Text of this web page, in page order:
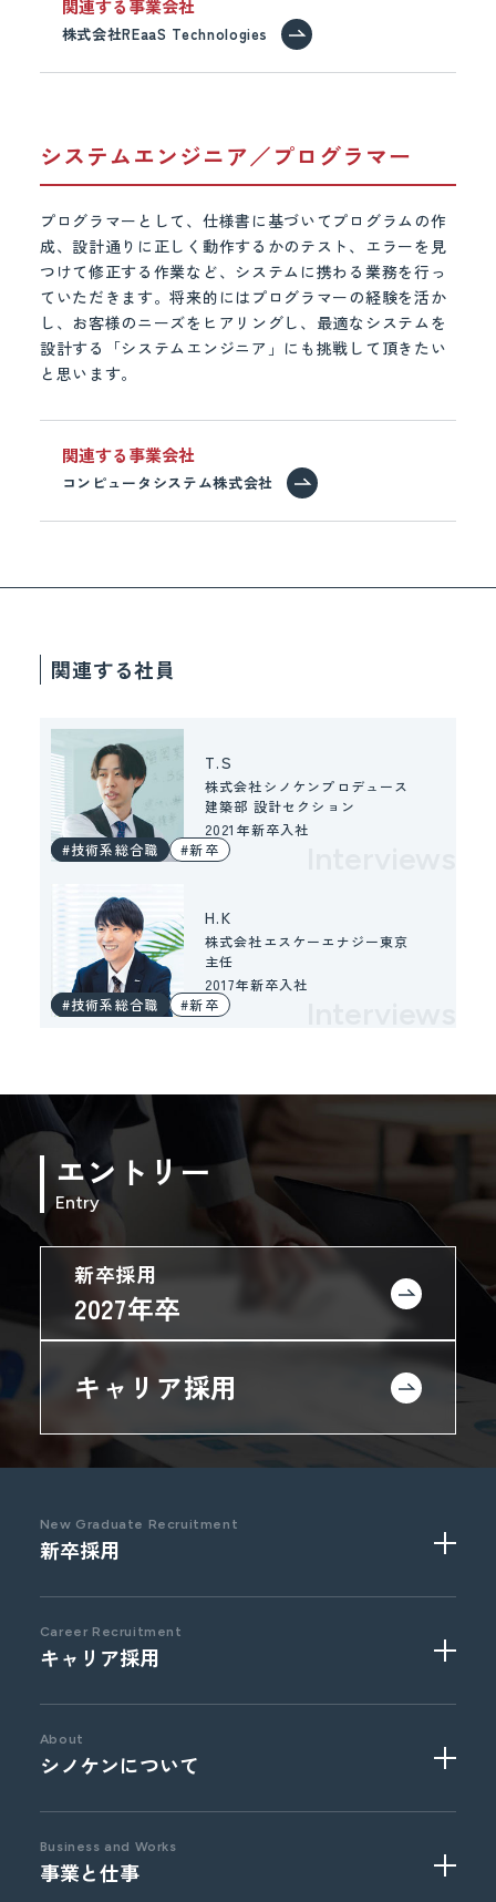
関連する事業会社
株式会社REaaS Technologies
システムエンジニア／プログラマー
プログラマーとして、仕様書に基づいてプログラムの作
成、設計通りに正しく動作するかのテスト、エラーを見
つけて修正する作業など、システムに携わる業務を行っ
ていただきます。将来的にはプログラマーの経験を活か
し、お客様のニーズをヒアリングし、最適なシステムを
設計する「システムエンジニア」にも挑戦して頂きたい
と思います。
関連する事業会社
コンピュータシステム株式会社
関連する社員
T.S
株式会社シノケンプロデュース
建築部 設計セクション
2021年新卒入社
#技術系総合職
#新卒
H.K
株式会社エスケーエナジー東京
主任
2017年新卒入社
#技術系総合職
#新卒
エントリー
Entry
新卒採用
2027年卒
キャリア採用
New Graduate Recruitment
新卒採用
2027年卒
採用実績校
Career Recruitment
キャリア採用
About
シノケンについて
Business and Works
事業と仕事